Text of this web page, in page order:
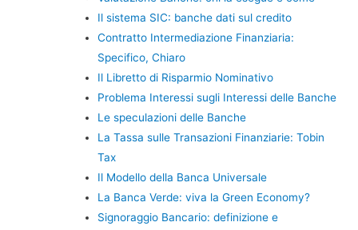
Il sistema SIC: banche dati sul credito
Contratto Intermediazione Finanziaria:
Specifico, Chiaro
Il Libretto di Risparmio Nominativo
Problema Interessi sugli Interessi delle Banche
Le speculazioni delle Banche
La Tassa sulle Transazioni Finanziarie: Tobin
Tax
Il Modello della Banca Universale
La Banca Verde: viva la Green Economy?
Signoraggio Bancario: definizione e